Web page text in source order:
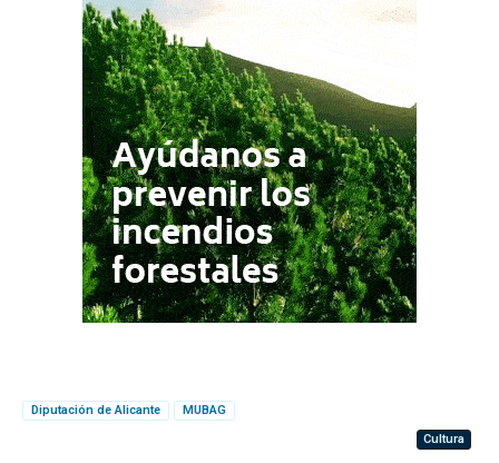
Diputación de Alicante
MUBAG
Cultura